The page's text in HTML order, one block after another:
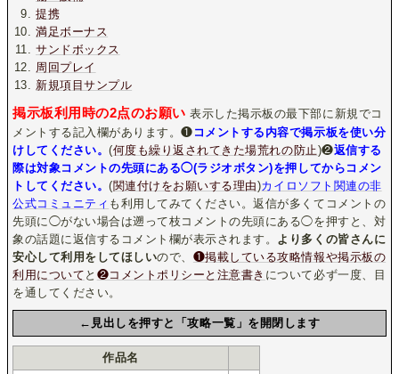
提携
満足ボーナス
サンドボックス
周回プレイ
新規項目サンプル
掲示板利用時の2点のお願い 表示した掲示板の最下部に新規でコ
メントする記入欄があります。❶ コメントする内容で掲示板を使い分
けしてください。(何度も繰り返されてきた場荒れの防止)❷返信する
際は対象コメントの先頭にある◯(ラジオボタン)を押してからコメン
トしてください。(関連付けをお願いする理由)カイロソフト関連の非
公式コミュニティ も利用してみてください。返信が多くてコメントの
先頭に◯がない場合は遡って枝コメントの先頭にある◯を押すと、対
象の話題に返信するコメント欄が表示されます。 より多くの皆さんに
安心して利用をしてほしいので、 ❶掲載している攻略情報や掲示板の
利用について と ❷コメントポリシーと注意書き について必ず一度、目
を通してください。
←見出しを押すと「攻略一覧」を開閉します
作品名